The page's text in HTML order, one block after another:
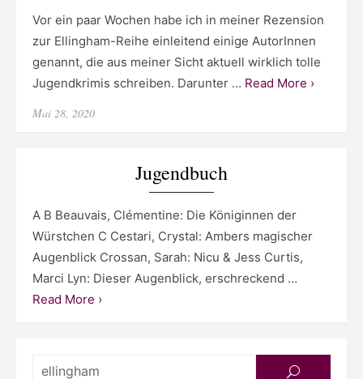
Vor ein paar Wochen habe ich in meiner Rezension
zur Ellingham-Reihe einleitend einige AutorInnen
genannt, die aus meiner Sicht aktuell wirklich tolle
Jugendkrimis schreiben. Darunter … Read More ›
Posted
Mai 28, 2020
Jugendbuch
A B Beauvais, Clémentine: Die Königinnen der
Würstchen C Cestari, Crystal: Ambers magischer
Augenblick Crossan, Sarah: Nicu & Jess Curtis,
Marci Lyn: Dieser Augenblick, erschreckend …
Read More ›
SEARCH